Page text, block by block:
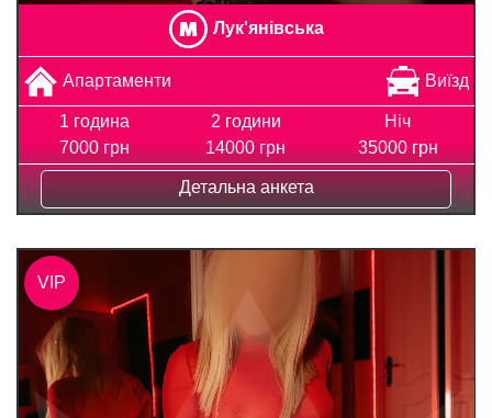
Лук'янівська
Апартаменти Виїзд
1 година
7000 грн
2 години
14000 грн
Ніч
35000 грн
Детальна анкета
VIP